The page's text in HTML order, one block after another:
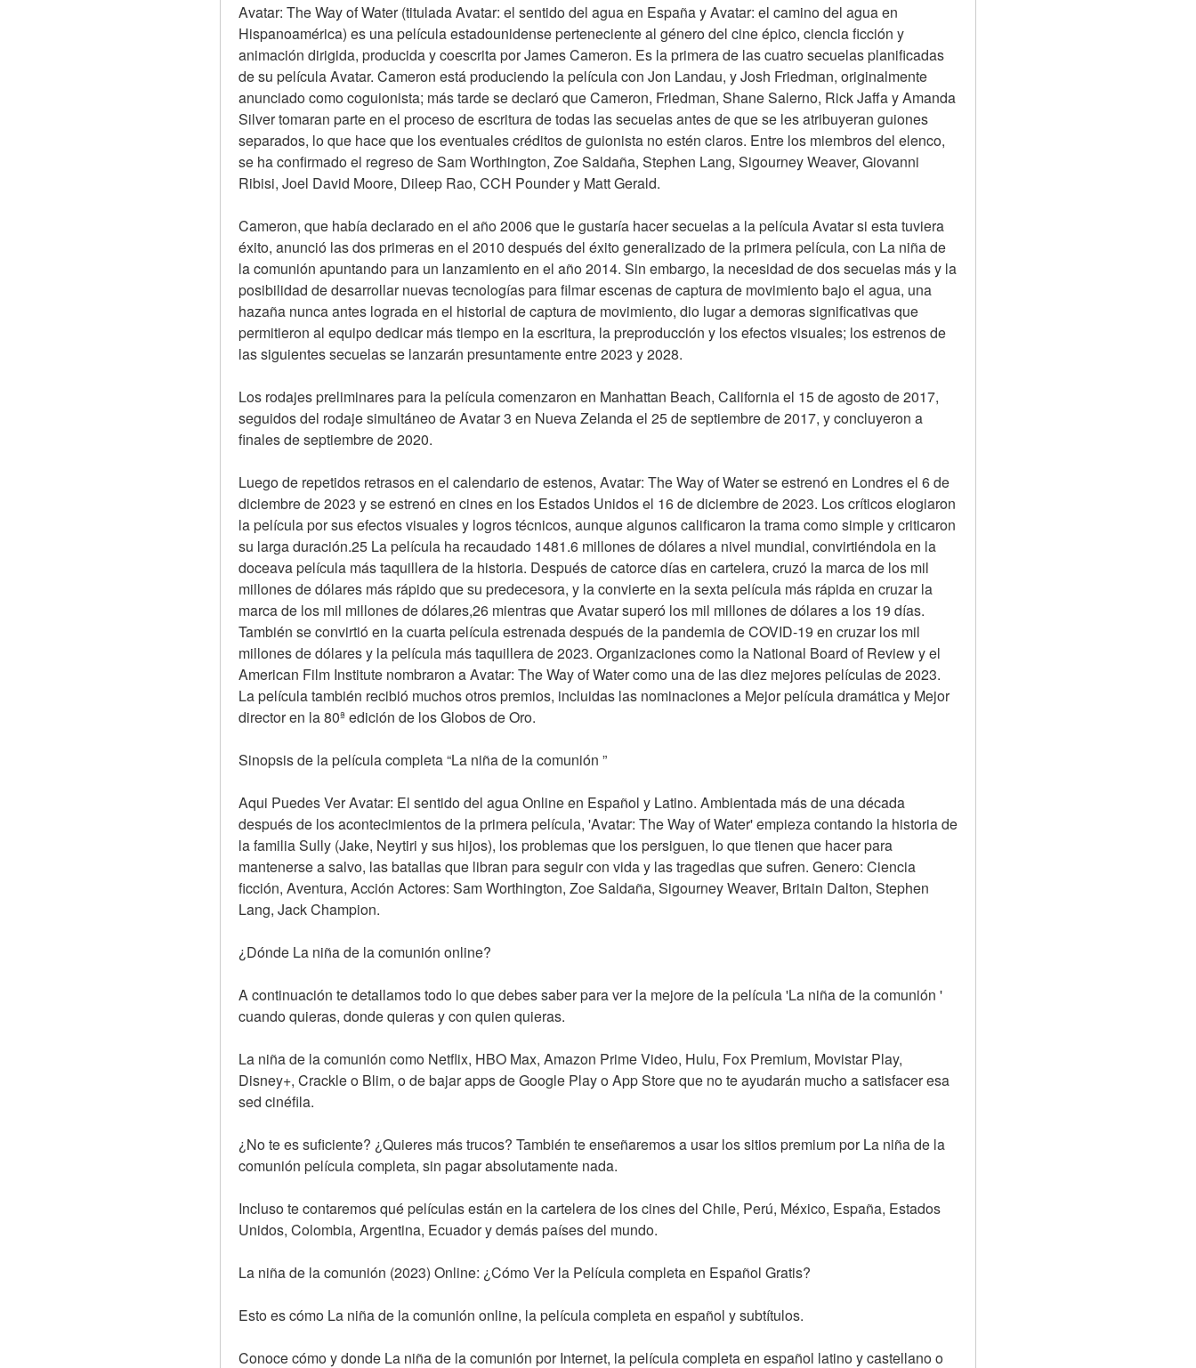
Avatar: The Way of Water (titulada Avatar: el sentido del agua en España y Avatar: el camino del agua en
Hispanoamérica) es una película estadounidense perteneciente al género del cine épico, ciencia ficción y
animación dirigida, producida y coescrita por James Cameron. Es la primera de las cuatro secuelas planificadas
de su película Avatar. Cameron está produciendo la película con Jon Landau, y Josh Friedman, originalmente
anunciado como coguionista; más tarde se declaró que Cameron, Friedman, Shane Salerno, Rick Jaffa y Amanda
Silver tomaran parte en el proceso de escritura de todas las secuelas antes de que se les atribuyeran guiones
separados, lo que hace que los eventuales créditos de guionista no estén claros. Entre los miembros del elenco,
se ha confirmado el regreso de Sam Worthington, Zoe Saldaña, Stephen Lang, Sigourney Weaver, Giovanni
Ribisi, Joel David Moore, Dileep Rao, CCH Pounder y Matt Gerald.
Cameron, que había declarado en el año 2006 que le gustaría hacer secuelas a la película Avatar si esta tuviera
éxito, anunció las dos primeras en el 2010 después del éxito generalizado de la primera película, con La niña de
la comunión apuntando para un lanzamiento en el año 2014. Sin embargo, la necesidad de dos secuelas más y la
posibilidad de desarrollar nuevas tecnologías para filmar escenas de captura de movimiento bajo el agua, una
hazaña nunca antes lograda en el historial de captura de movimiento, dio lugar a demoras significativas que
permitieron al equipo dedicar más tiempo en la escritura, la preproducción y los efectos visuales; los estrenos de
las siguientes secuelas se lanzarán presuntamente entre 2023 y 2028.
Los rodajes preliminares para la película comenzaron en Manhattan Beach, California el 15 de agosto de 2017,
seguidos del rodaje simultáneo de Avatar 3 en Nueva Zelanda el 25 de septiembre de 2017, y concluyeron a
finales de septiembre de 2020.
Luego de repetidos retrasos en el calendario de estenos, Avatar: The Way of Water se estrenó en Londres el 6 de
diciembre de 2023 y se estrenó en cines en los Estados Unidos el 16 de diciembre de 2023. Los críticos elogiaron
la película por sus efectos visuales y logros técnicos, aunque algunos calificaron la trama como simple y criticaron
su larga duración.25 La película ha recaudado 1481.6 millones de dólares a nivel mundial, convirtiéndola en la
doceava película más taquillera de la historia. Después de catorce días en cartelera, cruzó la marca de los mil
millones de dólares más rápido que su predecesora, y la convierte en la sexta película más rápida en cruzar la
marca de los mil millones de dólares,26 mientras que Avatar superó los mil millones de dólares a los 19 días.
También se convirtió en la cuarta película estrenada después de la pandemia de COVID-19 en cruzar los mil
millones de dólares y la película más taquillera de 2023. Organizaciones como la National Board of Review y el
American Film Institute nombraron a Avatar: The Way of Water como una de las diez mejores películas de 2023.
La película también recibió muchos otros premios, incluidas las nominaciones a Mejor película dramática y Mejor
director en la 80ª edición de los Globos de Oro.
Sinopsis de la película completa “La niña de la comunión ”
Aqui Puedes Ver Avatar: El sentido del agua Online en Español y Latino. Ambientada más de una década
después de los acontecimientos de la primera película, 'Avatar: The Way of Water' empieza contando la historia de
la familia Sully (Jake, Neytiri y sus hijos), los problemas que los persiguen, lo que tienen que hacer para
mantenerse a salvo, las batallas que libran para seguir con vida y las tragedias que sufren. Genero: Ciencia
ficción, Aventura, Acción Actores: Sam Worthington, Zoe Saldaña, Sigourney Weaver, Britain Dalton, Stephen
Lang, Jack Champion.
¿Dónde La niña de la comunión online?
A continuación te detallamos todo lo que debes saber para ver la mejore de la película 'La niña de la comunión '
cuando quieras, donde quieras y con quien quieras.
La niña de la comunión como Netflix, HBO Max, Amazon Prime Video, Hulu, Fox Premium, Movistar Play,
Disney+, Crackle o Blim, o de bajar apps de Google Play o App Store que no te ayudarán mucho a satisfacer esa
sed cinéfila.
¿No te es suficiente? ¿Quieres más trucos? También te enseñaremos a usar los sitios premium por La niña de la
comunión película completa, sin pagar absolutamente nada.
Incluso te contaremos qué películas están en la cartelera de los cines del Chile, Perú, México, España, Estados
Unidos, Colombia, Argentina, Ecuador y demás países del mundo.
La niña de la comunión (2023) Online: ¿Cómo Ver la Película completa en Español Gratis?
Esto es cómo La niña de la comunión online, la película completa en español y subtítulos.
Conoce cómo y donde La niña de la comunión por Internet, la película completa en español latino y castellano o